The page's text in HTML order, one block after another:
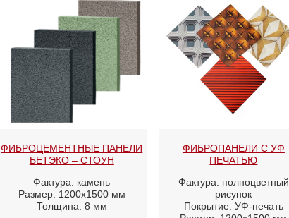
ФИБРОЦЕМЕНТНЫЕ ПАНЕЛИ
БЕТЭКО – СТОУН
Фактура: камень
Размер: 1200х1500 мм
Толщина: 8 мм
ФИБРОПАНЕЛИ С УФ
ПЕЧАТЬЮ
Фактура: полноцветный
рисунок
Покрытие: УФ-печать